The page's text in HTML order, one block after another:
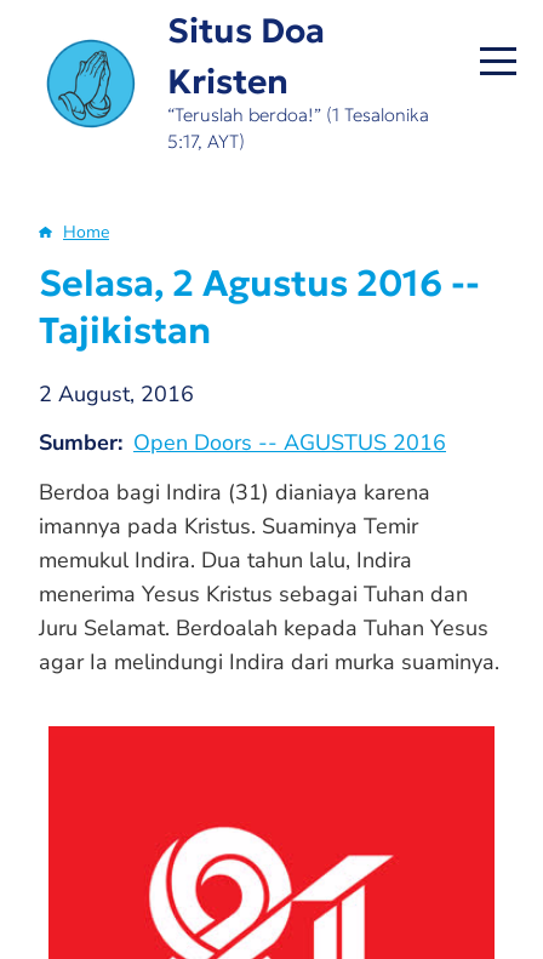
main
content
Situs Doa
Kristen
“Teruslah berdoa!” (1 Tesalonika
5:17, AYT)
Breadcrumb
Home
Selasa, 2 Agustus 2016 --
Tajikistan
2 August, 2016
Sumber Open Doors -- AGUSTUS 2016
Berdoa bagi Indira (31) dianiaya karena
imannya pada Kristus. Suaminya Temir
memukul Indira. Dua tahun lalu, Indira
menerima Yesus Kristus sebagai Tuhan dan
Juru Selamat. Berdoalah kepada Tuhan Yesus
agar Ia melindungi Indira dari murka suaminya.